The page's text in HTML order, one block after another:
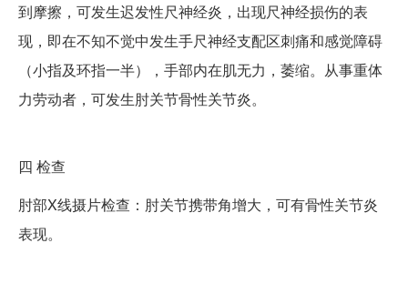
到摩擦，可发生迟发性尺神经炎，出现尺神经损伤的表
现，即在不知不觉中发生手尺神经支配区刺痛和感觉障碍
（小指及环指一半），手部内在肌无力，萎缩。从事重体
力劳动者，可发生肘关节骨性关节炎。
四 检查
肘部X线摄片检查：肘关节携带角增大，可有骨性关节炎
表现。